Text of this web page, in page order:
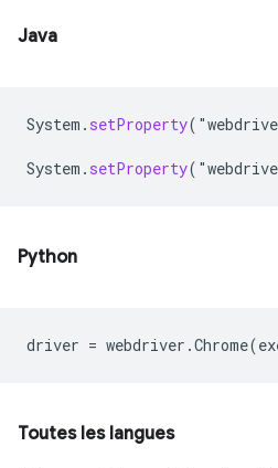
Java
System . setProperty( "
System . setProperty( "
Python
driver = webdriver .Chrome(
Toutes les langues